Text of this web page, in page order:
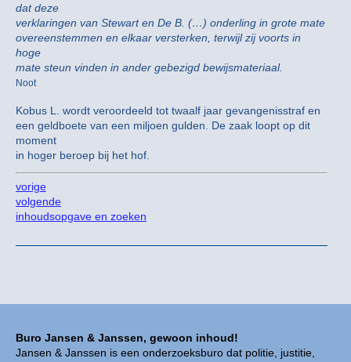
Buro Jansen & Janssen, gewoon inhoud!
Jansen & Janssen is een onderzoeksburo dat politie, justitie,
dat deze
verklaringen van Stewart en De B. (…) onderling in grote mate
overeenstemmen en elkaar versterken, terwijl zij voorts in
hoge
mate steun vinden in ander gebezigd bewijsmateriaal.
Noot
Kobus L. wordt veroordeeld tot twaalf jaar gevangenisstraf en
een geldboete van een miljoen gulden. De zaak loopt op dit
moment
in hoger beroep bij het hof.
vorige
volgende
inhoudsopgave en zoeken